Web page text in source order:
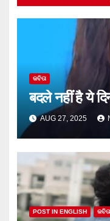
କବିତା
बदले नहीं है ये
AUG 27, 2025
POST IN ENGLISH କବିତା